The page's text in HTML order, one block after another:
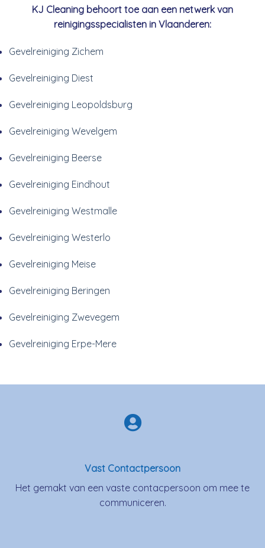
KJ Cleaning behoort toe aan een netwerk van
reinigingsspecialisten in Vlaanderen:
Gevelreiniging Zichem
Gevelreiniging Diest
Gevelreiniging Leopoldsburg
Gevelreiniging Wevelgem
Gevelreiniging Beerse
Gevelreiniging Eindhout
Gevelreiniging Westmalle
Gevelreiniging Westerlo
Gevelreiniging Meise
Gevelreiniging Beringen
Gevelreiniging Zwevegem
Gevelreiniging Erpe-Mere
Vast Contactpersoon
Het gemakt van een vaste contacpersoon om mee te
communiceren.